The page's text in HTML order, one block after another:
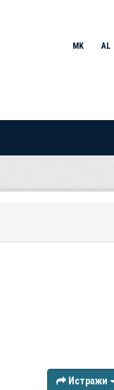
MK AL
Истражи